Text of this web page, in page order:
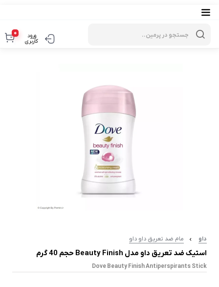
ورود
کاربری
0
داو مام ضد تعریق داو داو
استیک ضد تعریق داو مدل Beauty Finish حجم 40 گرم
Dove Beauty Finish Antiperspirants Stick